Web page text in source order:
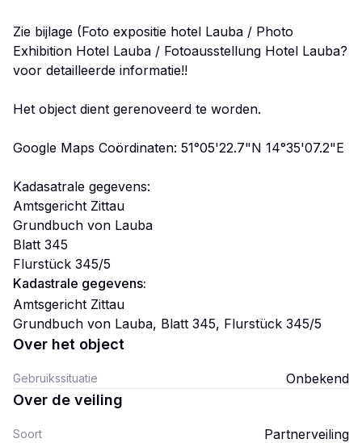
Zie bijlage (Foto expositie hotel Lauba / Photo
Exhibition Hotel Lauba / Fotoausstellung Hotel Lauba?
voor detailleerde informatie!!
Het object dient gerenoveerd te worden.
Google Maps Coördinaten: 51°05'22.7"N 14°35'07.2"E
Kadasatrale gegevens:
Amtsgericht Zittau
Grundbuch von Lauba
Blatt 345
Flurstück 345/5
Kadastrale gegevens:
Amtsgericht Zittau
Grundbuch von Lauba, Blatt 345, Flurstück 345/5
Over het object
Gebruikssituatie Onbekend
Over de veiling
Soort Partnerveiling